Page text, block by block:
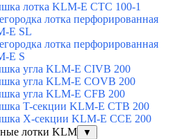
лотка KLM-E CTC 100-1
лотка перфорированная
E SL
лотка перфорированная
E S
угла KLM-E CIVB 200
угла KLM-E COVB 200
угла KLM-E CFB 200
T-секции KLM-E CTB 200
X-секции KLM-E CCE 200
лотки KLM
▼